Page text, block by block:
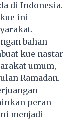
di Indonesia.
ini
bahan-
kue nastar
umum,
Ramadan.
peran
menjadi